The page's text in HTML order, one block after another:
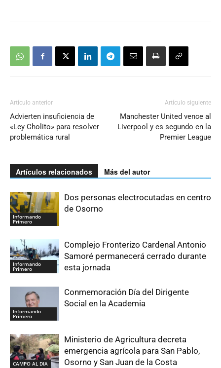
Artículo anterior
Advierten insuficiencia de
«Ley Cholito» para resolver
problemática rural
Artículo siguiente
Manchester United vence al
Liverpool y es segundo en la
Premier League
Artículos relacionados Más del autor
Informando
Primero
Dos personas electrocutadas en centro
de Osorno
Informando
Primero
Complejo Fronterizo Cardenal Antonio
Samoré permanecerá cerrado durante
esta jornada
Informando
Primero
Conmemoración Día del Dirigente
Social en la Academia
CAMPO AL DIA
Ministerio de Agricultura decreta
emergencia agrícola para San Pablo,
Osorno y San Juan de la Costa